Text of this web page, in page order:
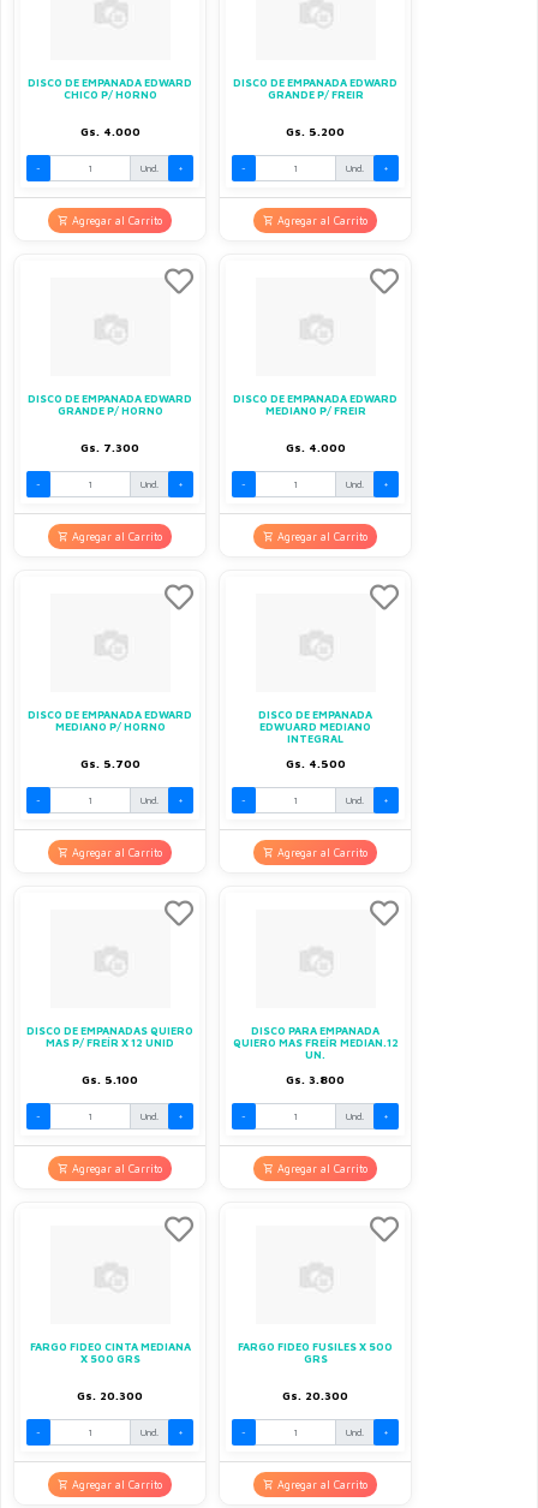
DISCO DE EMPANADA EDWARD
CHICO P/ HORNO
Gs. 4.000
- Und. +
Agregar al Carrito
DISCO DE EMPANADA EDWARD
GRANDE P/ FREIR
Gs. 5.200
- Und. +
Agregar al Carrito
DISCO DE EMPANADA EDWARD
GRANDE P/ HORNO
Gs. 7.300
- Und. +
Agregar al Carrito
DISCO DE EMPANADA EDWARD
MEDIANO P/ FREIR
Gs. 4.000
- Und. +
Agregar al Carrito
DISCO DE EMPANADA EDWARD
MEDIANO P/ HORNO
Gs. 5.700
- Und. +
Agregar al Carrito
DISCO DE EMPANADA
EDWUARD MEDIANO
INTEGRAL
Gs. 4.500
- Und. +
Agregar al Carrito
DISCO DE EMPANADAS QUIERO
MAS P/ FREÍR X 12 UNID
Gs. 5.100
- Und. +
Agregar al Carrito
DISCO PARA EMPANADA
QUIERO MAS FREÍR MEDIAN.12
UN.
Gs. 3.800
- Und. +
Agregar al Carrito
FARGO FIDEO CINTA MEDIANA
X 500 GRS
Gs. 20.300
- Und. +
Agregar al Carrito
FARGO FIDEO FUSILES X 500
GRS
Gs. 20.300
- Und. +
Agregar al Carrito